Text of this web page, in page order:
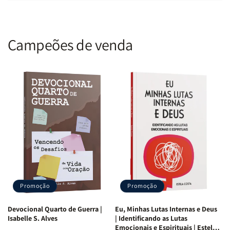
Kit
Bíblia Infantil - Histórias Encantadas de Fé
mirins com aventuras divinas. Adquira agora e mergulhe na fé!
Campeões de venda
Promoção
Devocional Quarto de Guerra |
Isabelle S. Alves
Promoção
Eu, Minhas Lutas Internas e Deus
| Identificando as Lutas
Emocionais e Espirituais | Estela